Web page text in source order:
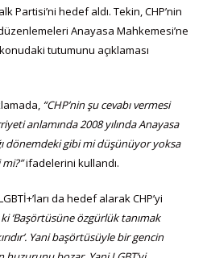
Partisi’ni hedef aldı. Tekin, CHP’nin
Anayasa Mahkemesi’ne
tutumunu açıklaması
“CHP’nin şu cevabı vermesi
anlamında 2008 yılında Anayasa
dönemdeki gibi mi düşünüyor yoksa
ifadelerini kullandı.
da hedef alarak CHP’yi
‘Başörtüsüne özgürlük tanımak
Yani başörtüsüyle bir gencin